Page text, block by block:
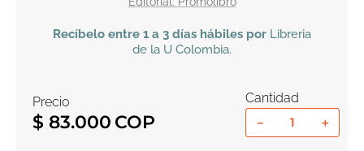
Recíbelo entre 1 a 3 días hábiles por Libreria
de la U Colombia.
Precio
$ 83.000
Cantidad
＋
－